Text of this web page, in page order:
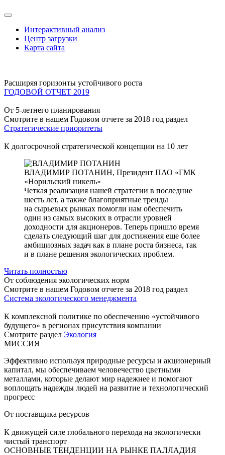
Интерактивный анализ
Центр загрузки
Карта сайта
Расширяя горизонты устойчивого роста
ГОДОВОЙ ОТЧЕТ 2019
От 5-летнего планирования
Смотрите в нашем Годовом отчете за 2018 год раздел
Стратегические приоритеты
К долгосрочной стратегической концепции на 10 лет
ВЛАДИМИР ПОТАНИН, Президент ПАО «ГМК
«Норильский никель»
Четкая реализация нашей стратегии в последние
шесть лет, а также благоприятные тренды
на сырьевых рынках помогли нам обеспечить
один из самых высоких в отрасли уровней
доходности для акционеров. Теперь пришло время
сделать следующий шаг для достижения еще более
амбициозных задач как в плане роста бизнеса, так
и в плане решения экологических проблем.
Читать полностью
От соблюдения экологических норм
Смотрите в нашем Годовом отчете за 2018 год раздел
Система экологического менеджмента
К комплексной политике по обеспечению «устойчивого
будущего» в регионах присутствия компании
Смотрите раздел Экология
МИССИЯ
Эффективно используя природные ресурсы и акционерный
капитал, мы обеспечиваем человечество цветными
металлами, которые делают мир надежнее и помогают
воплощать надежды людей на развитие и технологический
прогресс
От поставщика ресурсов
К движущей силе глобального перехода на экологически
чистый транспорт
ОСНОВНЫЕ ТЕНДЕНЦИИ НА РЫНКЕ ПАЛЛАДИЯ